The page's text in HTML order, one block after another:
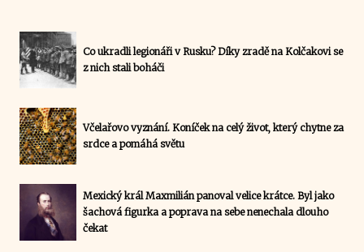
Co ukradli legionáři v Rusku? Díky zradě na Kolčakovi se
z nich stali boháči
Včelařovo vyznání. Koníček na celý život, který chytne za
srdce a pomáhá světu
Mexický král Maxmilián panoval velice krátce. Byl jako
šachová figurka a poprava na sebe nenechala dlouho
čekat